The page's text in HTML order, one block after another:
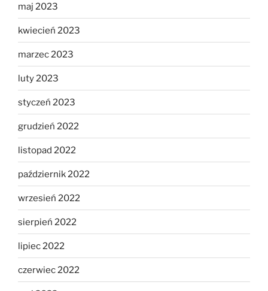
maj 2023
kwiecień 2023
marzec 2023
luty 2023
styczeń 2023
grudzień 2022
listopad 2022
październik 2022
wrzesień 2022
sierpień 2022
lipiec 2022
czerwiec 2022